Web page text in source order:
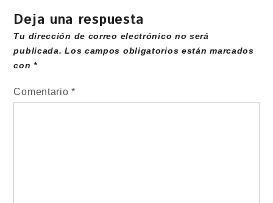
Deja una respuesta
Tu dirección de correo electrónico no será
publicada. Los campos obligatorios están marcados
con*
Comentario*